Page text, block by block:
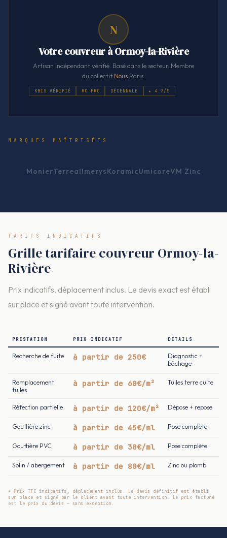
N
Votre couvreur à Ormoy-la-Rivière
Artisan indépendant vérifié. Basé dans le secteur. Membre
du collectifNous .Paris.
KBIS VÉRIFIÉ RC PRO DÉCENNALE ★ 4.9/5
MARQUES MAÎTRISÉES
MonierTerrealImerysKoramicUmicoreVM Zinc
TARIFS INDICATIFS
Grille tarifaire couvreur Ormoy-la-
Rivière
Prix indicatifs, déplacement inclus. Le devis exact est établi
sur place et signé avant toute intervention.
PRESTATION PRIX INDICATIF DÉTAILS
Recherche de fuite à partir de 250€
Diagnostic +
bâchage
Remplacement
tuiles
à partir de 60€/m² Tuiles terre cuite
Réfection partielle à partir de 120€/m² Dépose + repose
Gouttière zinc à partir de 45€/ml Pose complète
Gouttière PVC à partir de 30€/ml Pose complète
Solin / abergement à partir de 80€/ml Zinc ou plomb
* Prix TTC indicatifs, déplacement inclus. Le devis définitif est établi
sur place et signé par le client avant toute intervention. Le prix facturé
est le prix du devis — sans exception.